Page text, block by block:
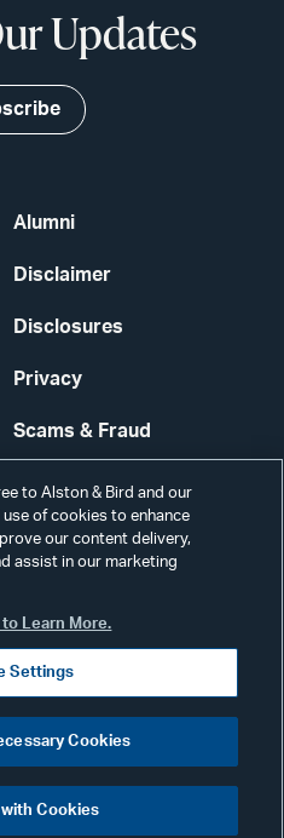
Alumni
Disclaimer
Disclosures
Privacy
Scams & Fraud
Contact Us
Secure Login
Updates
& BIRD LLP
Visit
our
to Alston & Bird and our
of cookies to enhance
our content delivery,
assist in our marketing
Learn More.
Settings
Cookies
Cookies